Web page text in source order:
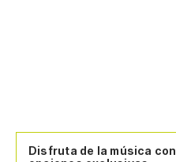
Disfruta de la música con